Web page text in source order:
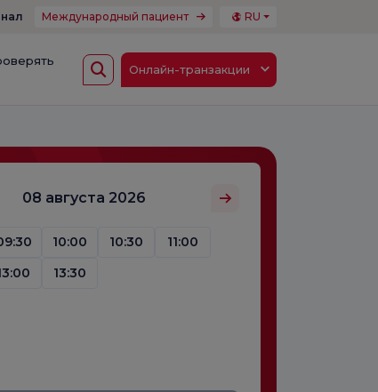
Международный пациент RU
Онлайн-транзакции
08 августа 2026
10:00 10:30
11:00
13:30